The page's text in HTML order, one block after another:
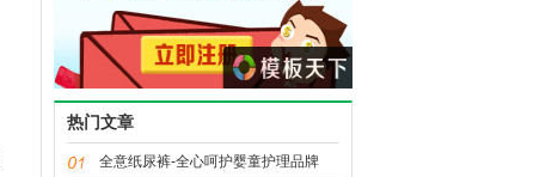
热门文章
全意纸尿裤-全心呵护婴童护理品牌